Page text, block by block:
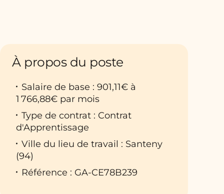
À propos du poste
Salaire de base : 901,11€ à
1 766,88€ par mois
Type de contrat : Contrat
d'Apprentissage
Ville du lieu de travail : Santeny
(94)
Référence : GA-CE78B239